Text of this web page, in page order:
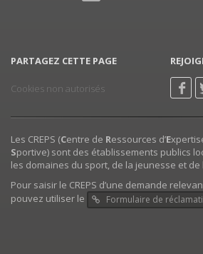
PARTAGEZ CETTE PAGE
Cookies non autorisés
Les CREPS (Centre de Ressources d’E
Sportive) sont des établissements publics
les domaines du sport, de la jeunesse et de
Pour saisir le CREPS d’une demande
pouvez utiliser le
Formulaire de